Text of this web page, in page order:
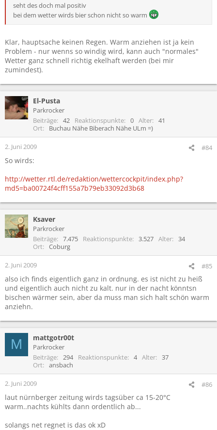
seht des doch mal positiv
bei dem wetter wirds bier schon nicht so warm
Klar, hauptsache keinen Regen. Warm anziehen ist ja kein
Problem - nur wenns so windig wird, kann auch "normales"
Wetter ganz schnell richtig ekelhaft werden (bei mir
zumindest).
El-Pusta
Parkrocker
Beiträge
42 Reaktionspunkte 0 Alter
41
Ort
Buchau Nähe Biberach Nähe ULm =)
2. Juni 2009 #84
So wirds:
http://wetter.rtl.de/redaktion/wettercockpit/index.php?
md5=ba00724f4cff155a7b79eb33092d3b68
Ksaver
Parkrocker
Beiträge
7.475 Reaktionspunkte 3.527 Alter
34
Ort
Coburg
2. Juni 2009 #85
also ich finds eigentlich ganz in ordnung. es ist nicht zu heiß
und eigentlich auch nicht zu kalt. nur in der nacht könntsn
bischen wärmer sein, aber da muss man sich halt schön warm
anziehn.
M mattgotr00t
Parkrocker
Beiträge
294 Reaktionspunkte 4 Alter
37
Ort
ansbach
2. Juni 2009 #86
laut nürnberger zeitung wirds tagsüber ca 15-20°C
warm..nachts kühlts dann ordentlich ab...
solangs net regnet is das ok xD